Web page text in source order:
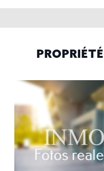
rectificar y suprimir los datos,